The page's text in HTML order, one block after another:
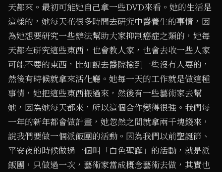
天都來。最初可能她自己拿一些DVD來看。她的生活是
這樣的，她每天花很多時間去研究中醫養生的事情，因
為她想要研究一些辦法幫助大家抑制癌症之類的，她每
天都在研究這些東西，也會教人家，也會去收一些人家
可能不要的東西，比如說去醫院撿到一些沒有人要的，
然後有時候就拿來活化廳。她每一天的工作就是做這種
事情，她把這些東西搬過來，然後有一些藝術家去幫
她，因為她每天都來，所以這個合作變得很強。我們每
一年的新年都會做計畫，她忽然之間就拿兩千塊錢來，
說我們要做一個派飯團的活動。因為我們以前聖誕節、
平安夜的時候做過一個叫「白色聖誕」的活動，就是派
飯團，只做過一次，藝術家當成概念藝術去做，其實也